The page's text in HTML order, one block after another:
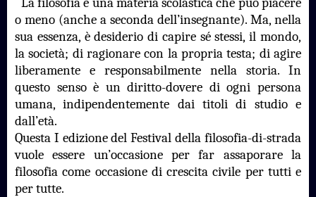
o meno (anche a seconda dell’insegnante). Ma, nella
sua essenza, è desiderio di capire sé stessi, il mondo,
la società; di ragionare con la propria testa; di agire
liberamente e responsabilmente nella storia. In
questo senso è un diritto-dovere di ogni persona
umana, indipendentemente dai titoli di studio e
dall’età.
Questa I edizione del Festival della filosofia-di-strada
vuole essere un’occasione per far assaporare la
filosofia come occasione di crescita civile per tutti e
per tutte.